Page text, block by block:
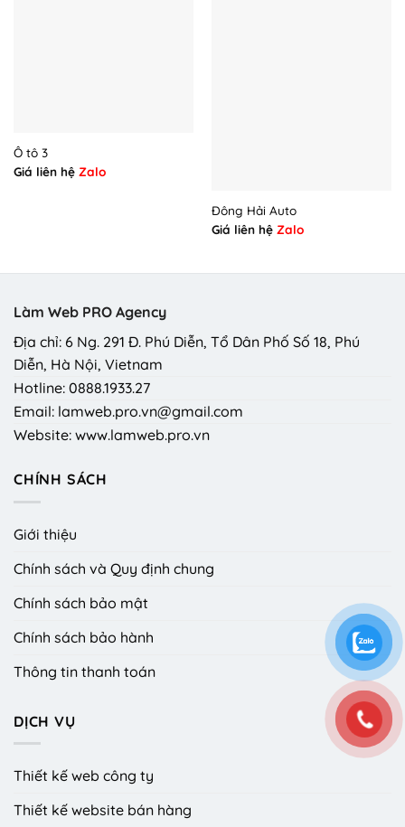
Ô tô 3
Giá liên hệ Zalo
Đông Hải Auto
Giá liên hệ Zalo
Làm Web PRO Agency
Địa chỉ: 6 Ng. 291 Đ. Phú Diễn, Tổ Dân Phố Số 18, Phú
Diễn, Hà Nội, Vietnam
Hotline: 0888.1933.27
Email: lamweb.pro.vn@gmail.com
Website: www.lamweb.pro.vn
CHÍNH SÁCH
Giới thiệu
Chính sách và Quy định chung
Chính sách bảo mật
Chính sách bảo hành
Thông tin thanh toán
DỊCH VỤ
Thiết kế web công ty
Thiết kế website bán hàng